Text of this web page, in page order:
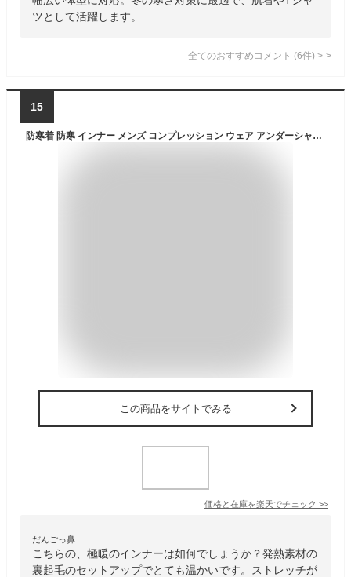
ツとして活躍します。
全てのおすすめコメント (6件) >
15
防寒着 防寒 インナー メンズ コンプレッション ウェア アンダーシャツ タイツ 上下 セット 裏起毛 4色 冬 極暖 暖 発熱 防風 バイク インナーシャツ パンツ ゴルフ 野球 スポーツ ジャージ 下着
この商品をサイトでみる
価格と在庫を楽天でチェック >>
だんごっ鼻
こちらの、極暖のインナーは如何でしょうか？発熱素材の
裏起毛のセットアップでとても温かいです。ストレッチが